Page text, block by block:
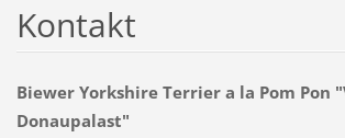
Kontakt
Biewer Yorkshire Terrier a la Pom Pon
Donaupalast"